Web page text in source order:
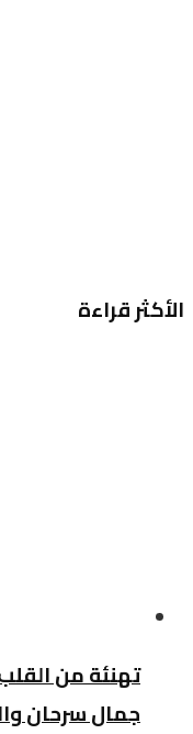
الأكثر قراءة
تهنئة من
جمال سرحان